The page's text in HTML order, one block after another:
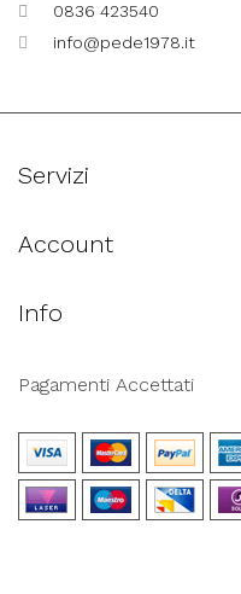
0836 423540
info@pede1978.it
Servizi
Account
Info
Pagamenti Accettati